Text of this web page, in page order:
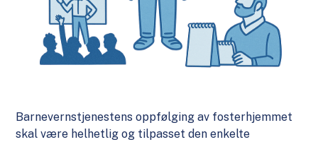
Barnevernstjenestens oppfølging av fosterhjemmet
skal være helhetlig og tilpasset den enkelte